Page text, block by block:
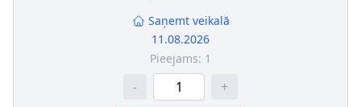
Saņemt veikalā
11.08.2026
Pieejams: 1
- +